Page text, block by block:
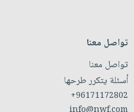
تواصل معنا
تواصل معنا
أسئلة يتكرر طرحها
+96171172802